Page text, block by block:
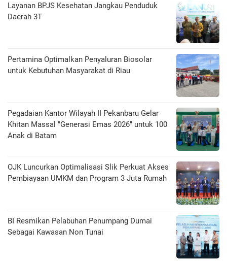
Layanan BPJS Kesehatan Jangkau Penduduk
Daerah 3T
Pertamina Optimalkan Penyaluran Biosolar
untuk Kebutuhan Masyarakat di Riau
Pegadaian Kantor Wilayah II Pekanbaru Gelar
Khitan Massal "Generasi Emas 2026" untuk 100
Anak di Batam
OJK Luncurkan Optimalisasi Slik Perkuat Akses
Pembiayaan UMKM dan Program 3 Juta Rumah
BI Resmikan Pelabuhan Penumpang Dumai
Sebagai Kawasan Non Tunai